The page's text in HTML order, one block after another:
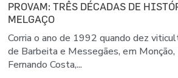
PROVAM: TRÊS DÉCADAS DE
MELGAÇO
Corria o ano de 1992 quando dez
de Barbeita e Messegães, em Monção,
Fernando Costa,...